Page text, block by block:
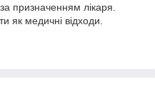
призначенням лікаря.
як медичні відходи.